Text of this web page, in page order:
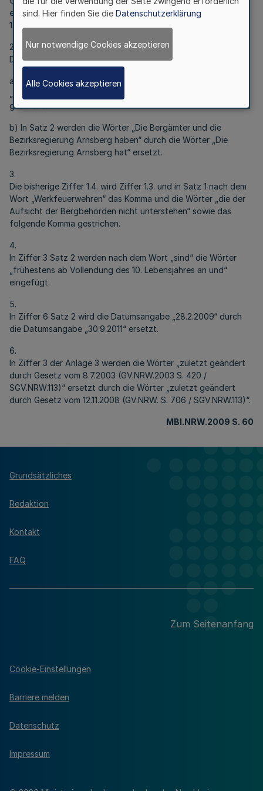
ersetzt durch die Wörter „zuletzt geändert durch Gesetz vom
12.11.2008 (GV.NRW. S. 706 / SGV.NRW. 113)“.
2
Die bisherige Ziffer 1.3 wird Ziffer 1.4. und wie folgt geändert:
a) In Satz 1 wird das Wort „Werkfeuerwehren“ durch das Wort
gestrichen.
b) In Satz 2 werden die Wörter „Die Bergämter und die
Bezirksregierung Arnsberg haben“ durch die Wörter „Die
Bezirksregierung Arnsberg hat“ ersetzt.
3.
Die bisherige Ziffer 1.4. wird Ziffer 1.3. und in Satz 1 nach dem
Wort „Werkfeuerwehren“ das Komma und die Wörter „die der
Aufsicht der Bergbehörden nicht unterstehen“ sowie das
folgende Komma gestrichen.
4.
In Ziffer 3 Satz 2 werden nach dem Wort „sind“ die Wörter
„frühestens ab Vollendung des 10. Lebensjahres an und“
eingefügt.
5.
In Ziffer 6 Satz 2 wird die Datumsangabe „28.2.2009“ durch
die Datumsangabe „30.9.2011“ ersetzt.
6.
In Ziffer 3 der Anlage 3 werden die Wörter „zuletzt geändert
durch Gesetz vom 8.7.2003 (GV.NRW.2003 S. 420 /
SGV.NRW.113)“ ersetzt durch die Wörter „zuletzt geändert
durch Gesetz vom 12.11.2008 (GV.NRW. S. 706 / SGV.NRW.113)“.
MBl.NRW.2009 S. 60
Grundsätzliches
Redaktion
Kontakt
FAQ
Zum Seitenanfang
Cookie-Einstellungen
Barriere melden
Datenschutz
Impressum
sind. Hier finden Sie die Datenschutzerklärung
Nur notwendige Cookies akzeptieren
Alle Cookies akzeptieren